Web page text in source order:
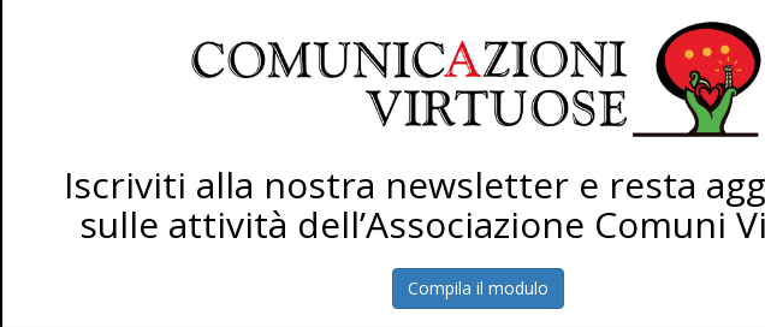
gli obiettivi di Agenda 2030 è stato il nostro
scolastico che sta per concludersi–
, dirigente scolastico –.Riteniamo fondamentale
che ci circonda, agire con urgenza per combattere il
e promuovere lo sviluppo sostenibile degli
il macro progetto di istituto «Per altre vie, per altri
tra paure ed empatia, l’ancora della cultura», si è
un pensiero critico fondamentale per la formazione
Tutti siamo chiamati a contribuire allo sforzo di
sostenibile in ambito economico, ambientale
diritti umani
Torna Sapere Comune
Iscriviti alla nostra newsletter e resta
sulle attività dell’Associazione Comuni
Compila il modulo